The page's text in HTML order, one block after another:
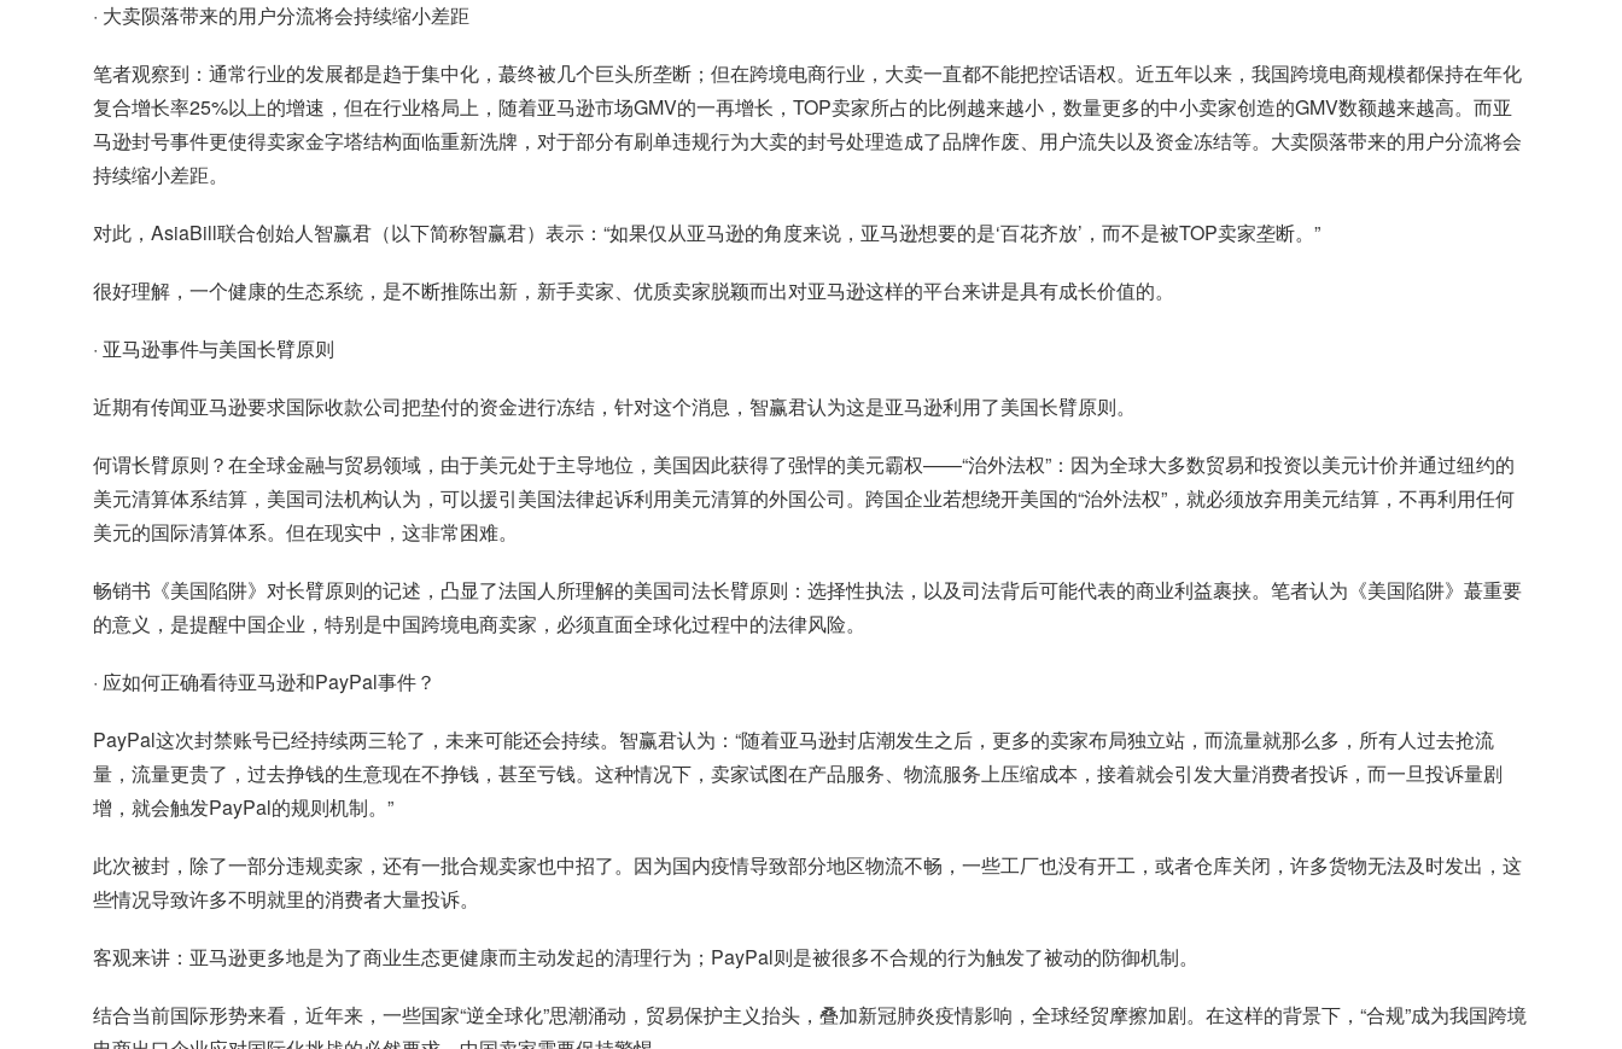
· 大卖陨落带来的用户分流将会持续缩小差距
笔者观察到：通常行业的发展都是趋于集中化，蕞终被几个巨头所垄断；但在跨境电商行业，大卖一直都不能把控话语权。近五年以来，我国跨境电商规模都保持在年化
复合增长率25%以上的增速，但在行业格局上，随着亚马逊市场GMV的一再增长，TOP卖家所占的比例越来越小，数量更多的中小卖家创造的GMV数额越来越高。而亚
马逊封号事件更使得卖家金字塔结构面临重新洗牌，对于部分有刷单违规行为大卖的封号处理造成了品牌作废、用户流失以及资金冻结等。大卖陨落带来的用户分流将会
持续缩小差距。
对此，AsiaBill联合创始人智赢君（以下简称智赢君）表示：“如果仅从亚马逊的角度来说，亚马逊想要的是‘百花齐放’，而不是被TOP卖家垄断。”
很好理解，一个健康的生态系统，是不断推陈出新，新手卖家、优质卖家脱颖而出对亚马逊这样的平台来讲是具有成长价值的。
· 亚马逊事件与美国长臂原则
近期有传闻亚马逊要求国际收款公司把垫付的资金进行冻结，针对这个消息，智赢君认为这是亚马逊利用了美国长臂原则。
何谓长臂原则？在全球金融与贸易领域，由于美元处于主导地位，美国因此获得了强悍的美元霸权——“治外法权”：因为全球大多数贸易和投资以美元计价并通过纽约的
美元清算体系结算，美国司法机构认为，可以援引美国法律起诉利用美元清算的外国公司。跨国企业若想绕开美国的“治外法权”，就必须放弃用美元结算，不再利用任何
美元的国际清算体系。但在现实中，这非常困难。
畅销书《美国陷阱》对长臂原则的记述，凸显了法国人所理解的美国司法长臂原则：选择性执法，以及司法背后可能代表的商业利益裹挟。笔者认为《美国陷阱》蕞重要
的意义，是提醒中国企业，特别是中国跨境电商卖家，必须直面全球化过程中的法律风险。
· 应如何正确看待亚马逊和PayPal事件？
PayPal这次封禁账号已经持续两三轮了，未来可能还会持续。智赢君认为：“随着亚马逊封店潮发生之后，更多的卖家布局独立站，而流量就那么多，所有人过去抢流
量，流量更贵了，过去挣钱的生意现在不挣钱，甚至亏钱。这种情况下，卖家试图在产品服务、物流服务上压缩成本，接着就会引发大量消费者投诉，而一旦投诉量剧
增，就会触发PayPal的规则机制。”
此次被封，除了一部分违规卖家，还有一批合规卖家也中招了。因为国内疫情导致部分地区物流不畅，一些工厂也没有开工，或者仓库关闭，许多货物无法及时发出，这
些情况导致许多不明就里的消费者大量投诉。
客观来讲：亚马逊更多地是为了商业生态更健康而主动发起的清理行为；PayPal则是被很多不合规的行为触发了被动的防御机制。
结合当前国际形势来看，近年来，一些国家“逆全球化”思潮涌动，贸易保护主义抬头，叠加新冠肺炎疫情影响，全球经贸摩擦加剧。在这样的背景下，“合规”成为我国跨境